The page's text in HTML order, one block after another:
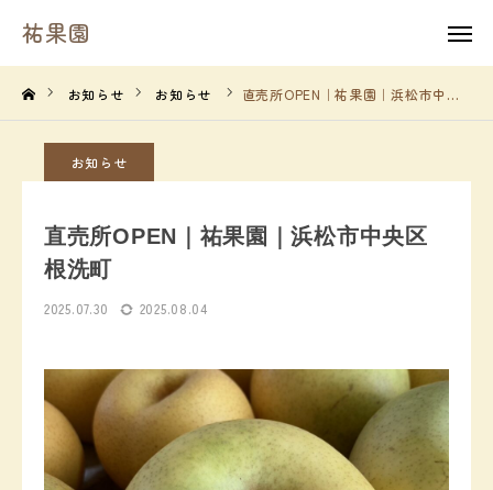
祐果園
お知らせ お知らせ 直売所OPEN｜祐果園｜浜松市中央区根洗町
お知らせ
直売所OPEN｜祐果園｜浜松市中央区
根洗町
2025.07.30 2025.08.04
祐果園
instagram
HOME
祐果園の果物
農園の１年間
よくあるご質問
求人情報
農園情報